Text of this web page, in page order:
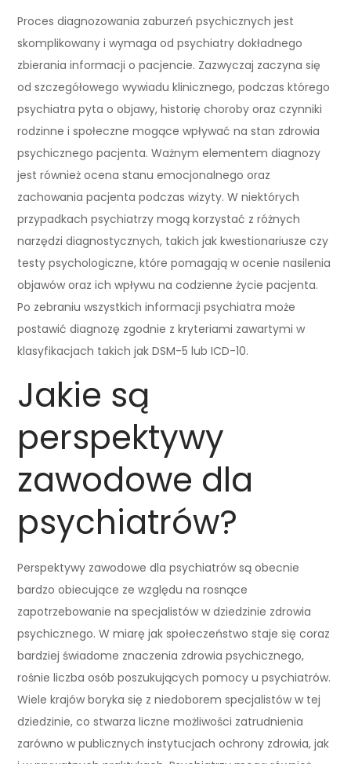
Proces diagnozowania zaburzeń psychicznych jest
skomplikowany i wymaga od psychiatry dokładnego
zbierania informacji o pacjencie. Zazwyczaj zaczyna się
od szczegółowego wywiadu klinicznego, podczas którego
psychiatra pyta o objawy, historię choroby oraz czynniki
rodzinne i społeczne mogące wpływać na stan zdrowia
psychicznego pacjenta. Ważnym elementem diagnozy
jest również ocena stanu emocjonalnego oraz
zachowania pacjenta podczas wizyty. W niektórych
przypadkach psychiatrzy mogą korzystać z różnych
narzędzi diagnostycznych, takich jak kwestionariusze czy
testy psychologiczne, które pomagają w ocenie nasilenia
objawów oraz ich wpływu na codzienne życie pacjenta.
Po zebraniu wszystkich informacji psychiatra może
postawić diagnozę zgodnie z kryteriami zawartymi w
klasyfikacjach takich jak DSM-5 lub ICD-10.
Jakie są
perspektywy
zawodowe dla
psychiatrów?
Perspektywy zawodowe dla psychiatrów są obecnie
bardzo obiecujące ze względu na rosnące
zapotrzebowanie na specjalistów w dziedzinie zdrowia
psychicznego. W miarę jak społeczeństwo staje się coraz
bardziej świadome znaczenia zdrowia psychicznego,
rośnie liczba osób poszukujących pomocy u psychiatrów.
Wiele krajów boryka się z niedoborem specjalistów w tej
dziedzinie, co stwarza liczne możliwości zatrudnienia
zarówno w publicznych instytucjach ochrony zdrowia, jak